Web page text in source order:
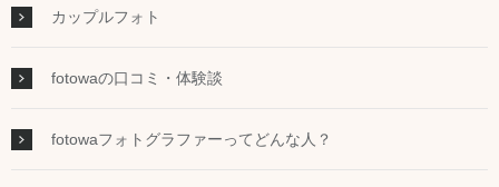
カップルフォト
fotowaの口コミ・体験談
fotowaフォトグラファーってどんな人？